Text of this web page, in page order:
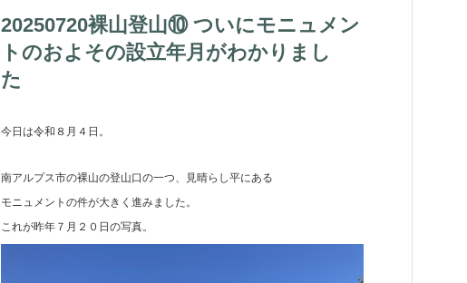
20250720裸山登山⑩ ついにモニュメン
トのおよその設立年月がわかりまし
た
今日は令和８月４日。
南アルプス市の裸山の登山口の一つ、見晴らし平にある
モニュメントの件が大きく進みました。
これが昨年７月２０日の写真。